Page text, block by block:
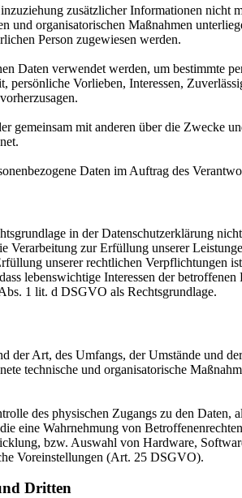
zusätzlicher Informationen nicht
und organisatorischen Maßnahmen
Person zugewiesen werden.
Daten verwendet werden, um bestimmte
Vorlieben, Interessen,
gemeinsam mit anderen über die Zwecke
Daten im Auftrag des
in der Datenschutzerklärung
zur Erfüllung unserer
unserer rechtlichen Verpflichtungen
lebenswichtige Interessen der betroffenen
1 lit. d DSGVO als Rechtsgrundlage.
Art, des Umfangs, der Umstände und
technische und organisatorische
des physischen Zugangs zu den Daten,
eine Wahrnehmung von
bzw. Auswahl von Hardware,
Voreinstellungen (Art. 25 DSGVO).
Dritten